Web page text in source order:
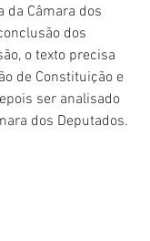
da Câmara dos
dos
o texto precisa
de Constituição e
ser analisado
dos Deputados.